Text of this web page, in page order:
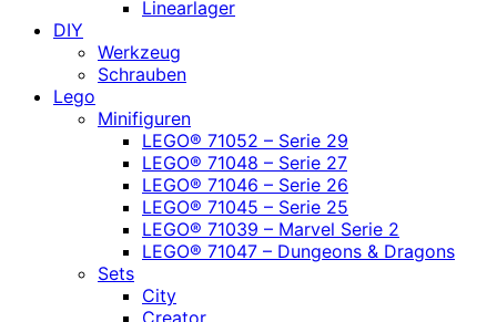
Linearlager
DIY
Werkzeug
Schrauben
Lego
Minifiguren
LEGO® 71052 – Serie 29
LEGO® 71048 – Serie 27
LEGO® 71046 – Serie 26
LEGO® 71045 – Serie 25
LEGO® 71039 – Marvel Serie 2
LEGO® 71047 – Dungeons & Dragons
Sets
City
Creator